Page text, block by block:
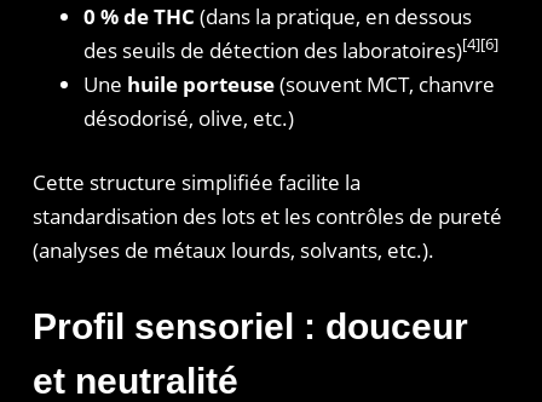
0 % de THC (dans la pratique, en dessous
des seuils de détection des laboratoires)[4][6]
Une huile porteuse(souvent MCT, chanvre
désodorisé, olive, etc.)
Cette structure simplifiée facilite la
standardisation des lots et les contrôles de pureté
(analyses de métaux lourds, solvants, etc.).
Profil sensoriel : douceur
et neutralité